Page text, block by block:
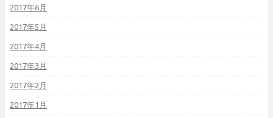
2017年6月
2017年5月
2017年4月
2017年3月
2017年2月
2017年1月